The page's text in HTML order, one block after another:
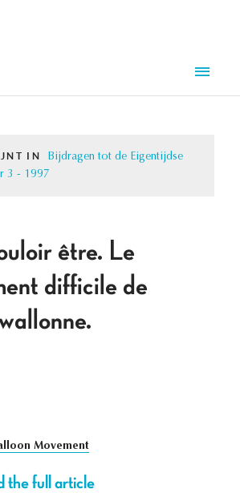
IN
Bijdragen tot de Eigentijdse
3 - 1997
être. Le
difficile de
Movement
the full article